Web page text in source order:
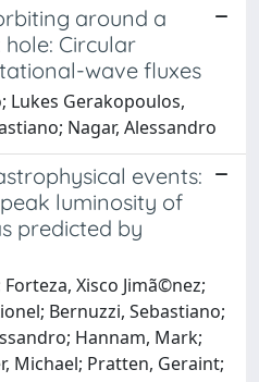
around a
Circular
wave fluxes
Lukes Gerakopoulos,
Nagar, Alessandro
events:
luminosity of
predicted by
Xisco Jimã©nez;
Bernuzzi, Sebastiano;
Hannam, Mark;
Michael; Pratten, Geraint;